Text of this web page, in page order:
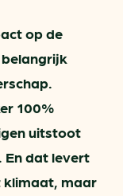
op de
100%
uitstoot
En dat levert
klimaat, maar